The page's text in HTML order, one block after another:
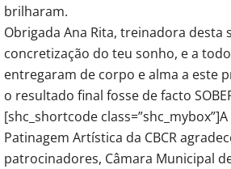
brilharam.
Obrigada Ana Rita, treinadora desta
concretização do teu sonho, e a
entregaram de corpo e alma a este
o resultado final fosse de facto
[shc_shortcode
Patinagem Artística da CBCR
patrocinadores, Câmara Municipal